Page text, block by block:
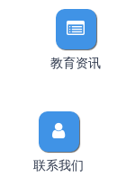
教育资讯
联系我们